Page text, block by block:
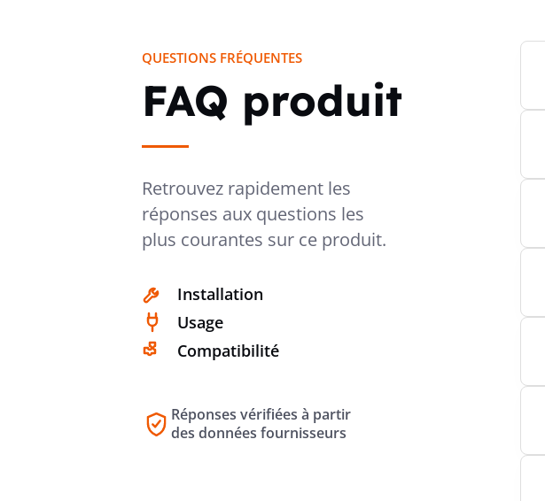
QUESTIONS FRÉQUENTES
FAQ produit
Retrouvez rapidement les
réponses aux questions les
plus courantes sur ce produit.
Installation
Usage
Compatibilité
Réponses vérifiées à partir
des données fournisseurs